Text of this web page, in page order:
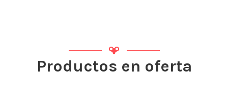
Productos en oferta